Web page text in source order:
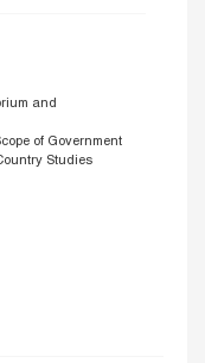
and
of Government
Studies